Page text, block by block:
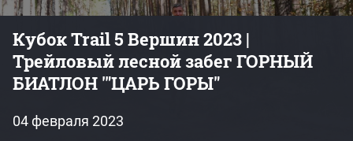
Кубок Trail 5 Вершин 2023 |
Трейловый лесной забег ГОРНЫЙ
БИАТЛОН '"ЦАРЬ ГОРЫ"
04 февраля 2023